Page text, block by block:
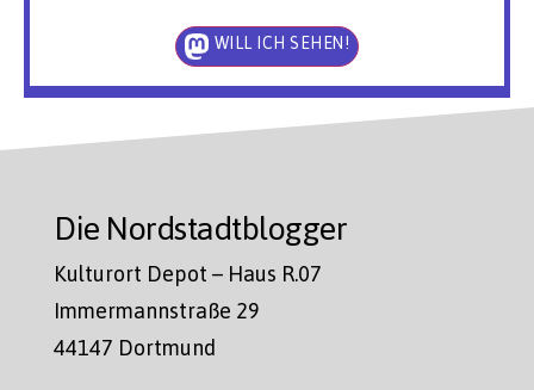
WILL ICH SEHEN!
Die Nordstadtblogger
Kulturort Depot – Haus R.07
Immermannstraße 29
44147 Dortmund